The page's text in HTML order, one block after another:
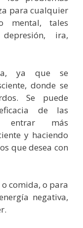
para cualquier
mental, tales
ira,
ya que se
donde se
Se puede
de las
entrar más
y haciendo
que desea con
comida, o para
negativa,